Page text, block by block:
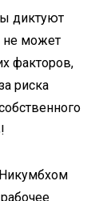
диктуют
не может
факторов,
риска